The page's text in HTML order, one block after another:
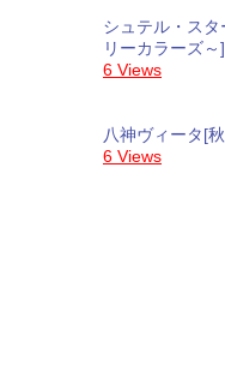
シュテル・ス
リーカラーズ～]
6 Views
八神ヴィータ[
6 Views